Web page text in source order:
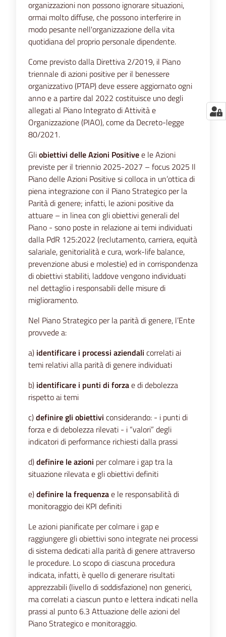
organizzazioni non possono ignorare situazioni,
ormai molto diffuse, che possono interferire in
modo pesante nell'organizzazione della vita
quotidiana del proprio personale dipendente.
Come previsto dalla Direttiva 2/2019, il Piano
triennale di azioni positive per il benessere
organizzativo (PTAP) deve essere aggiornato ogni
anno e a partire dal 2022 costituisce uno degli
allegati al Piano Integrato di Attività e
Organizzazione (PIAO), come da Decreto-legge
80/2021.
Gliobiettivi delle Azioni Positivee le Azioni
previste per il triennio 2025-2027 – focus 2025 Il
Piano delle Azioni Positive si colloca in un’ottica di
piena integrazione con il Piano Strategico per la
Parità di genere; infatti, le azioni positive da
attuare – in linea con gli obiettivi generali del
Piano - sono poste in relazione ai temi individuati
dalla PdR 125:2022 (reclutamento, carriera, equità
salariale, genitorialità e cura, work-life balance,
prevenzione abusi e molestie) ed in corrispondenza
di obiettivi stabiliti, laddove vengono individuati
nel dettaglio i responsabili delle misure di
miglioramento.
Nel Piano Strategico per la parità di genere, l’Ente
provvede a:
a) identificare i processi aziendali correlati ai
temi relativi alla parità di genere individuati
b) identificare i punti di forzae di debolezza
rispetto ai temi
c)definire gli obiettivi considerando: - i punti di
forza e di debolezza rilevati - i “valori” degli
indicatori di performance richiesti dalla prassi
d)definire le azioni per colmare i gap tra la
situazione rilevata e gli obiettivi definiti
e)definire la frequenzae le responsabilità di
monitoraggio dei KPI definiti
Le azioni pianificate per colmare i gap e
raggiungere gli obiettivi sono integrate nei processi
di sistema dedicati alla parità di genere attraverso
le procedure. Lo scopo di ciascuna procedura
indicata, infatti, è quello di generare risultati
apprezzabili (livello di soddisfazione) non generici,
ma correlati a ciascun punto e lettera indicati nella
prassi al punto 6.3 Attuazione delle azioni del
Piano Strategico e monitoraggio.